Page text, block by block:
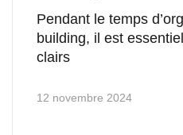
Pendant le temps
building, il est
clairs
12 novembre 2024